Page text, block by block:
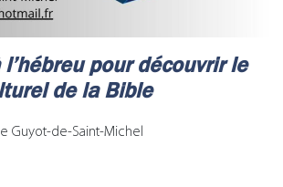
l’hébreu pour découvrir le
de la Bible
Guyot-de-Saint-Michel